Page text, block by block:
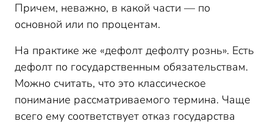
Причем, неважно, в какой части — по
основной или по процентам.
На практике же «дефолт дефолту рознь». Есть
дефолт по государственным обязательствам.
Можно считать, что это классическое
понимание рассматриваемого термина. Чаще
всего ему соответствует отказ государства